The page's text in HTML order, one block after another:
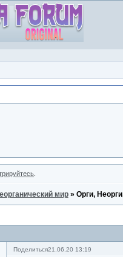
мир » Орги,
Поделиться21.06.20 13:19